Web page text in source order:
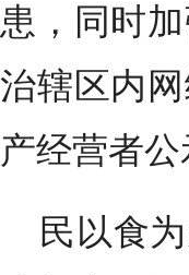
患，同时
治辖区内
产经营者
民以食